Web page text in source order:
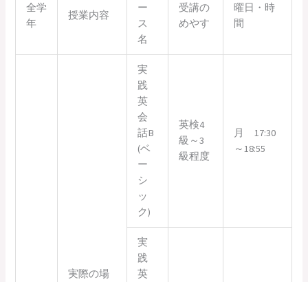
全学
年
授業内容
ー
ス
名
受講の
めやす
曜日・時
間
実際の場
実
践
英
会
話B
(ベ
ー
シ
ッ
ク)
英検4
級～3
級程度
月 17:30
～18:55
実
践
英